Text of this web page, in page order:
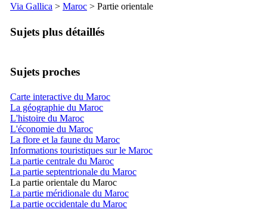
Via Gallica > Maroc > Partie orientale
Sujets plus détaillés
Sujets proches
Carte interactive du Maroc
La géographie du Maroc
L'histoire du Maroc
L'économie du Maroc
La flore et la faune du Maroc
Informations touristiques sur le Maroc
La partie centrale du Maroc
La partie septentrionale du Maroc
La partie orientale du Maroc
La partie méridionale du Maroc
La partie occidentale du Maroc